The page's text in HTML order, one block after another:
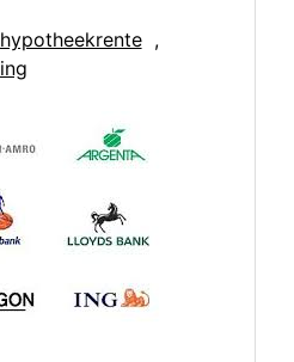
hypotheekrente
,
ing